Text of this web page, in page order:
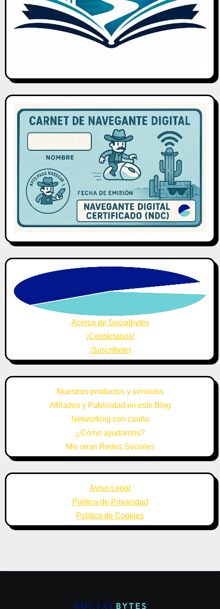
Acerca de Socialbytes
¡Contáctanos!
¡Suscríbete!
Nuestros productos y servicios
Afiliados y Publicidad en este Blog
Networking con cariño
¿Cómo ayudarnos?
Mis otras Redes Sociales
Aviso Legal
Política de Privacidad
Política de Cookies